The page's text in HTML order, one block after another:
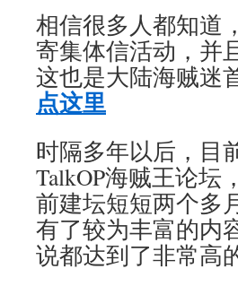
相信很多人都知道
寄集体信活动，并
这也是大陆海贼迷
点这里
时隔多年以后，目
TalkOP海贼王论坛
前建坛短短两个多
有了较为丰富的内
说都达到了非常高